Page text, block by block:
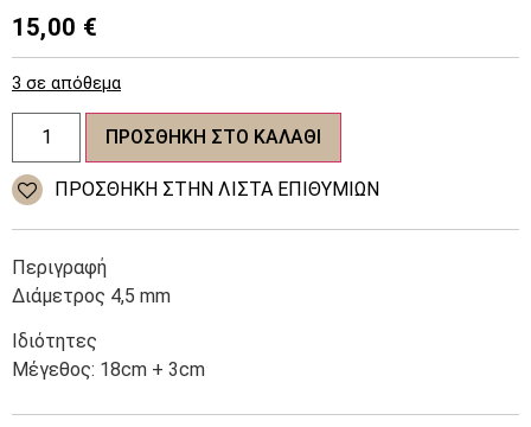
15,00 €
Περιγραφή
Διάμετρος 4,5 mm
Ιδιότητες
Μέγεθος: 18cm + 3cm
3 σε απόθεμα
Γυναικείο
βραχιόλι
Stainless
Steel
ποσότητα
ΠΡΟΣΘΉΚΗ ΣΤΟ ΚΑΛΆΘΙ
ΠΡΌΣΘΉΚΗ ΣΤΗΝ ΛΊΣΤΑ ΕΠΙΘΥΜΙΏΝ